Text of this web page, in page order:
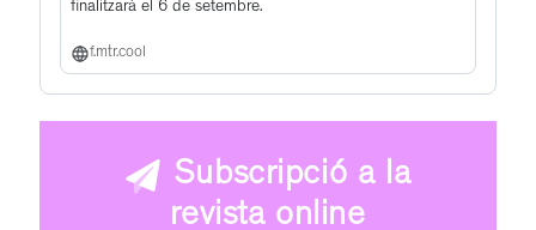
finalitzarà el 6 de setembre.
f.mtr.cool
Subscripció a la
revista online